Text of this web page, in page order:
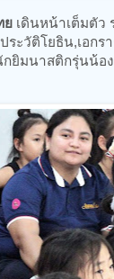
ย เดินหน้าเต็มตัว
ะวัติโยธิน,เอกร
ยิมนาสติกรุ่นน้